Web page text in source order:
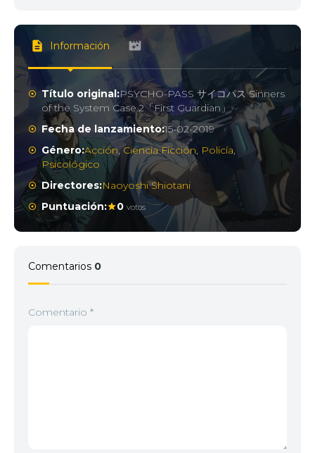
Información
Título original:PSYCHO-PASS サイコパス Sinners
of the System Case.2「First Guardian」
Fecha de lanzamiento:15-02-2019
Género:Acción,Ciencia Ficción, Policía,
Psicológico
Directores:Naoyoshi Shiotani
Puntuación:
0 votos
Comentarios 0
Comentario *